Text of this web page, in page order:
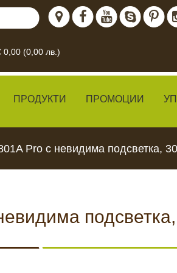
0,00 (0,00 лв.)
ПРОДУКТИ ПРОМОЦИИ
ЗА
Pro с невидима подсветка,